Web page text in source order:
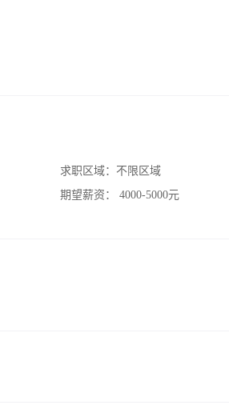
求职区域： 不限区域
期望薪资：
4000-5000元